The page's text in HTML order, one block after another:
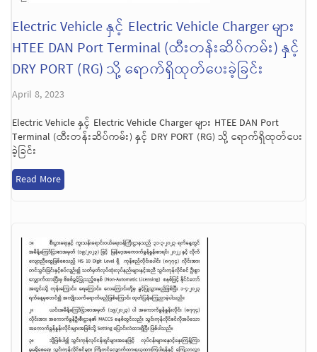
Electric Vehicle နှင့် Electric Vehicle Charger များ
HTEE DAN Port Terminal (ထီးတန်းဆိပ်ကမ်း) နှင့်
DRY PORT (RG) သို့ ရောက်ရှိထုတ်ပေးခဲ့ခြင်း
April 8, 2023
Electric Vehicle နှင့် Electric Vehicle Charger များ HTEE DAN Port
Terminal (ထီးတန်းဆိပ်ကမ်း) နှင့် DRY PORT (RG) သို့ ရောက်ရှိထုတ်ပေး
ခဲ့ခြင်း
Read More